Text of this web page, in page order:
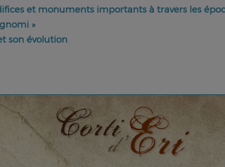
et monuments importants à travers les
»
son évolution